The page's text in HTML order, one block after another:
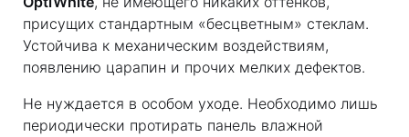
присущих стандартным «бесцветным» стеклам.
Устойчива к механическим воздействиям,
появлению царапин и прочих мелких дефектов.
Не нуждается в особом уходе. Необходимо лишь
периодически протирать панель влажной